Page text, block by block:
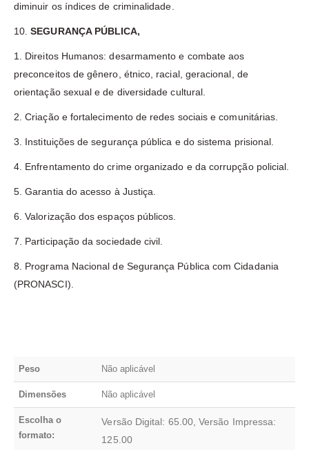
diminuir os índices de criminalidade.
10.SEGURANÇA PÚBLICA,
1. Direitos Humanos: desarmamento e combate aos
preconceitos de gênero, étnico, racial, geracional, de
orientação sexual e de diversidade cultural.
2. Criação e fortalecimento de redes sociais e comunitárias.
3. Instituições de segurança pública e do sistema prisional.
4. Enfrentamento do crime organizado e da corrupção policial.
5. Garantia do acesso à Justiça.
6. Valorização dos espaços públicos.
7. Participação da sociedade civil.
8. Programa Nacional de Segurança Pública com Cidadania
(PRONASCI).
Peso Não aplicável
Dimensões Não aplicável
Escolha o
formato:
Versão Digital: 65.00, Versão Impressa:
125.00